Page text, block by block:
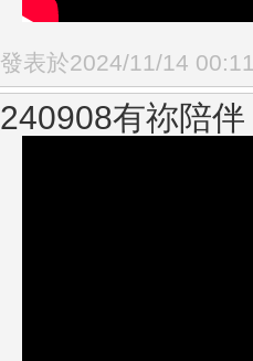
發表於2024/11/14
240908有祢陪伴